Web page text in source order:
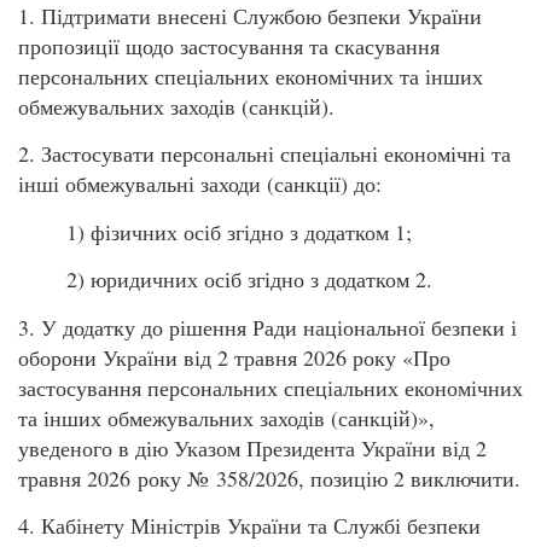
1. Підтримати внесені Службою безпеки України
пропозиції щодо застосування та скасування
персональних спеціальних економічних та інших
обмежувальних заходів (санкцій).
2. Застосувати персональні спеціальні економічні та
інші обмежувальні заходи (санкції) до:
1) фізичних осіб згідно з додатком 1;
2) юридичних осіб згідно з додатком 2.
3. У додатку до рішення Ради національної безпеки і
оборони України від 2 травня 2026 року «Про
застосування персональних спеціальних економічних
та інших обмежувальних заходів (санкцій)»,
уведеного в дію Указом Президента України від 2
травня 2026 року № 358/2026, позицію 2 виключити.
4. Кабінету Міністрів України та Службі безпеки